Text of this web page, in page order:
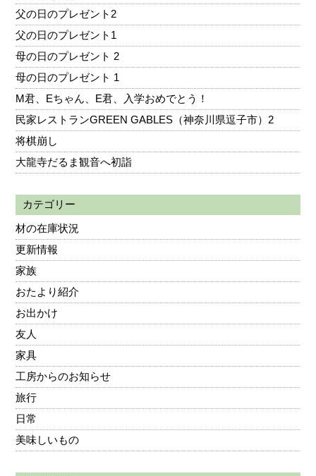
父の日のプレゼント2
父の日のプレゼント1
母の日のプレゼント 2
母の日のプレゼント 1
M君、Eちゃん、E君、入学おめでとう！
民家レストランGREEN GABLES（神奈川県逗子市）2
将棋崩し
大龍寺だるま観音へ初詣
カテゴリー
材の在庫状況
更新情報
家族
おたより紹介
お出かけ
友人
家具
工房からのお知らせ
旅行
日常
美味しいもの